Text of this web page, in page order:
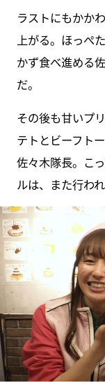
ラストにもかか
上がる。ほっぺ
かず食べ進める
だ。
その後も甘いプ
テトとビーフト
佐々木隊長。こ
ルは、また行わ